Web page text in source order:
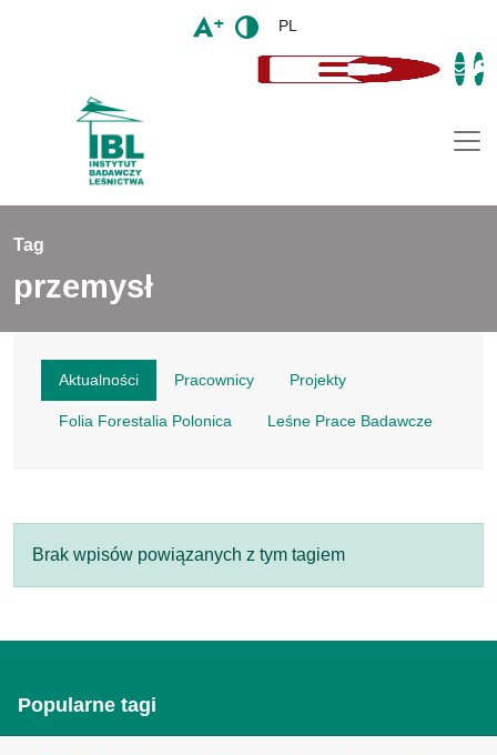
PL
Tag
przemysł
Aktualności Pracownicy Projekty
Folia Forestalia Polonica Leśne Prace Badawcze
Brak wpisów powiązanych z tym tagiem
Popularne tagi